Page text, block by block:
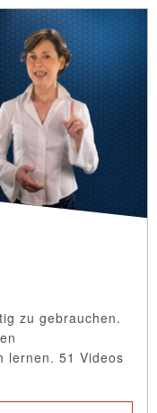
zu gebrauchen.
lernen. 51 Videos